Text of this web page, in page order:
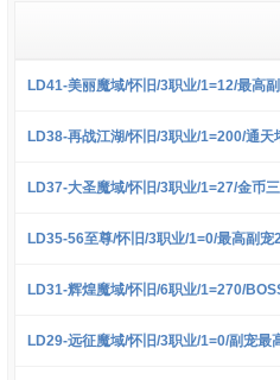
LD41-美丽魔域/怀旧/3职业/1=12/最高
LD38-再战江湖/怀旧/3职业/1=200/通
LD37-大圣魔域/怀旧/3职业/1=27/金币
LD35-56至尊/怀旧/3职业/1=0/最高副
LD31-辉煌魔域/怀旧/6职业/1=270/
LD29-远征魔域/怀旧/3职业/1=0/副宠最